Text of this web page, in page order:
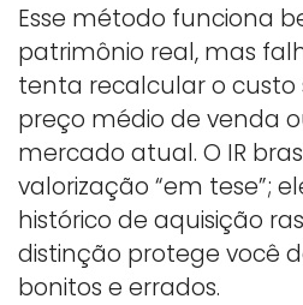
Esse método funciona
patrimônio real, mas
tenta recalcular o custo
preço médio de venda
mercado atual. O IR
valorização “em tese”;
histórico de aquisição
distinção protege você
bonitos e errados.